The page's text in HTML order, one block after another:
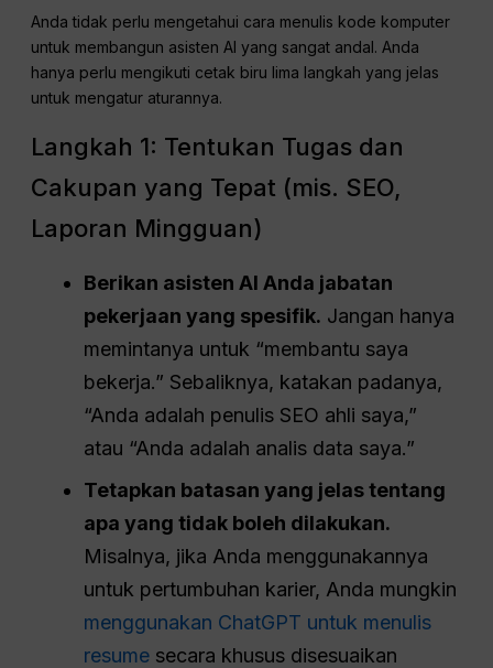
Anda tidak perlu mengetahui cara menulis kode komputer
untuk membangun asisten AI yang sangat andal. Anda
hanya perlu mengikuti cetak biru lima langkah yang jelas
untuk mengatur aturannya.
Langkah 1: Tentukan Tugas dan
Cakupan yang Tepat (mis. SEO,
Laporan Mingguan)
Berikan asisten AI Anda jabatan
pekerjaan yang spesifik. Jangan hanya
memintanya untuk “membantu saya
bekerja.” Sebaliknya, katakan padanya,
“Anda adalah penulis SEO ahli saya,”
atau “Anda adalah analis data saya.”
Tetapkan batasan yang jelas tentang
apa yang tidak boleh dilakukan.
Misalnya, jika Anda menggunakannya
untuk pertumbuhan karier, Anda mungkin
menggunakan ChatGPT untuk menulis
resume secara khusus disesuaikan